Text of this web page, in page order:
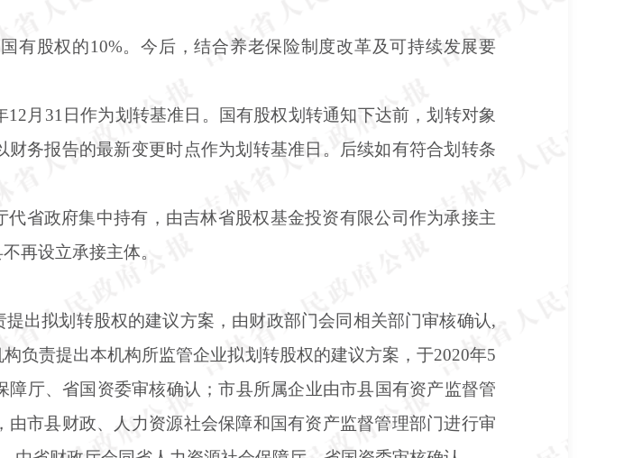
有股权的10%。今后，结合养老保险制度改革及可持续发展要
12月31日作为划转基准日。国有股权划转通知下达前，划转对象
务报告的最新变更时点作为划转基准日。后续如有符合划转条
代省政府集中持有，由吉林省股权基金投资有限公司作为承接主
再设立承接主体。
出拟划转股权的建议方案，由财政部门会同相关部门审核确认,
负责提出本机构所监管企业拟划转股权的建议方案，于2020年5
厅、省国资委审核确认；市县所属企业由市县国有资产监督管
市县财政、人力资源社会保障和国有资产监督管理部门进行审